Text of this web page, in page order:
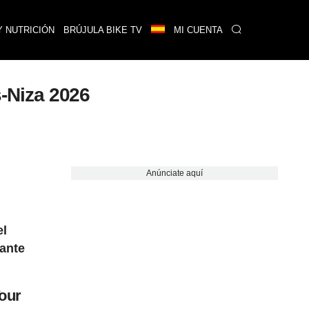
NUTRICIÓN BRÚJULA BIKE TV MI CUENTA
2026
Anúnciate aquí